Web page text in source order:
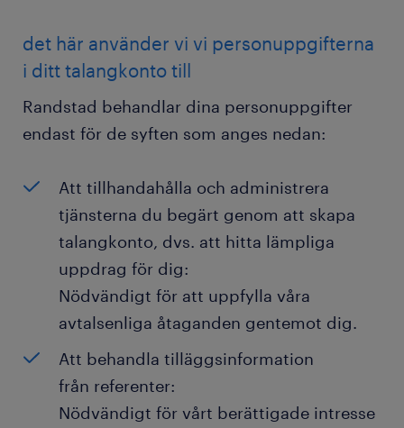
det här använder vi vi personuppgifterna
i ditt talangkonto till
Randstad behandlar dina personuppgifter
endast för de syften som anges nedan:
Att tillhandahålla och administrera
tjänsterna du begärt genom att skapa
talangkonto, dvs. att hitta lämpliga
uppdrag för dig:
Nödvändigt för att uppfylla våra
avtalsenliga åtaganden gentemot dig.
Att behandla tilläggsinformation
från referenter:
Nödvändigt för vårt berättigade intresse